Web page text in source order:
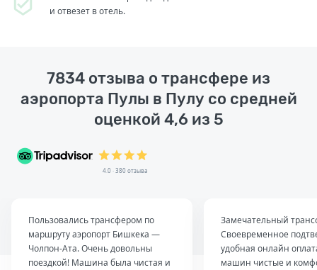
и отвезет в отель.
7834 отзыва о трансфере из
аэропорта Пулы в Пулу со средней
оценкой 4,6 из 5
4.0 · 380 отзыва
Пользовались трансфером по
маршруту аэропорт Бишкека —
Чолпон-Ата. Очень довольны
поездкой! Машина была чистая и
Замечательный
Своевременное
удобная онлайн
машин чистые и